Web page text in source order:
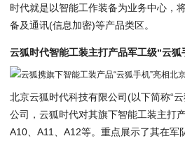
时代就是以智能工作装备为业务中心，
备及通讯(信息加密)等产品类区。
云狐时代智能工装主打产品军工级“云
北京云狐时代科技有限公司(以下简称“
公司，云狐时代对其旗下智能工装主打
A10、A11、A12等。重点展示了其在